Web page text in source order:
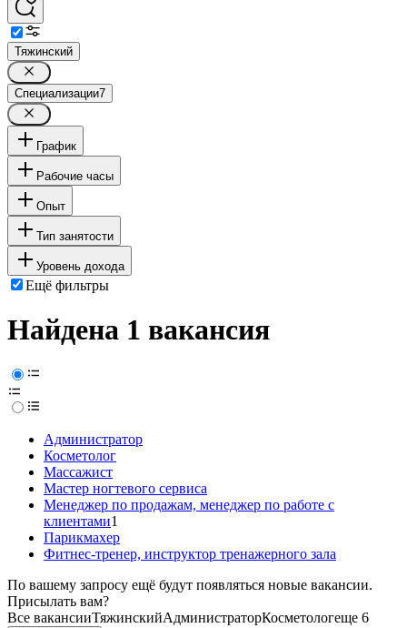
Тяжинский
Специализации7
График
Рабочие часы
Опыт
Тип занятости
Уровень дохода
Ещё фильтры
Найдена 1 вакансия
Администратор
Косметолог
Массажист
Мастер ногтевого сервиса
Менеджер по продажам, менеджер по работе с
клиентами1
Парикмахер
Фитнес-тренер, инструктор тренажерного зала
По вашему запросу ещё будут появляться новые вакансии.
Присылать вам?
Все вакансииТяжинскийАдминистраторКосметологеще 6